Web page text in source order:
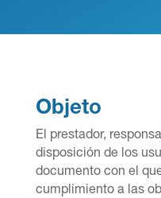
Objeto
El prestador,
disposición de los
documento con el
cumplimiento a las